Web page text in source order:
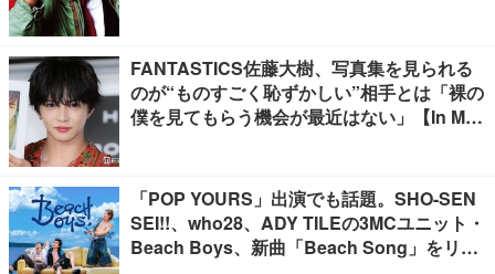
FANTASTICS佐藤大樹、写真集を見られる
のが“ものすごく恥ずかしい”相手とは「裸の
僕を見てもらう機会が最近はない」【In Moti
「POP YOURS」出演でも話題。SHO-SEN
SEI!!、who28、ADY TILEの3MCユニット・
Beach Boys、新曲「Beach Song」をリリ